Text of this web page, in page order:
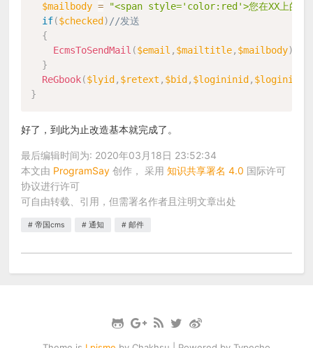
$mailbody =
"<span style='color:red'>您在XX上的留
if($checked )//发送
{
EcmsToSendMail ($email , $mailtitle, $mailbody)
}
ReGbook($lyid , $retext , $bid , $logininid , $loginin
}
好了，到此为止改造基本就完成了。
最后编辑时间为: 2020年03月18日 23:52:34
本文由 ProgramSay 创作， 采用知识共享署名 4.0 国际许可
协议进行许可
可自由转载、引用，但需署名作者且注明文章出处
帝国cms 通知 邮件